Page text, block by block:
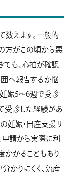
数えます。一般的
方がこの頃から悪
ても、心拍が確認
囲へ報告するか悩
妊娠5〜6週で受診
受診した経験があ
妊娠・出産支援サ
申請から実際に利
かかることもあり
かりにくく、流産